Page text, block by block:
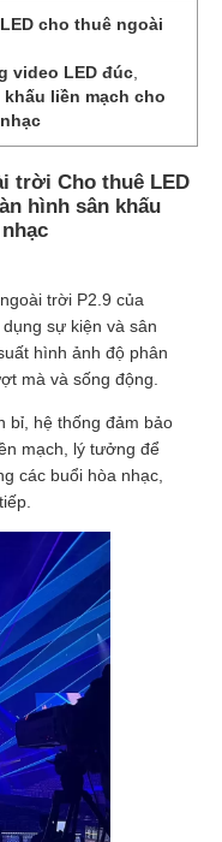
cho thuê ngoài
video LED đúc
liền mạch cho
trời Cho thuê LED
hình sân khấu
trời P2.9 của
sự kiện và sân
hình ảnh độ phân
mà và sống động.
bỉ, hệ thống đảm bảo
mạch, lý tưởng để
các buổi hòa nhạc,